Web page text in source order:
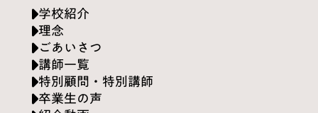
学校紹介
理念
ごあいさつ
講師一覧
特別顧問・特別講師
卒業生の声